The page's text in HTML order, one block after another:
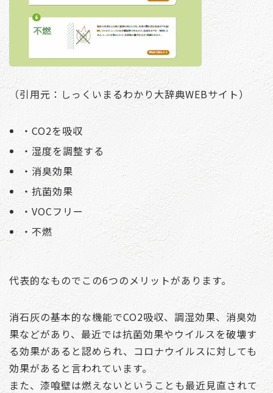
（引用元：しっくいまるわかり大辞典WEBサイト）
・CO2を吸収
・湿度を調整する
・消臭効果
・抗菌効果
・VOCフリー
・不燃
代表的なものでこの6つのメリットがあります。
消石灰の基本的な機能でCO2吸収、調湿効果、消臭効
果などがあり、最近では抗菌効果やウイルスを破壊す
る効果があると認められ、コロナウイルスに対しても
効果があると言われています。
また、漆喰壁は燃えないということも最近見直されて